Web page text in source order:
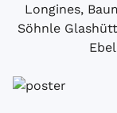
Longines,
Söhnle